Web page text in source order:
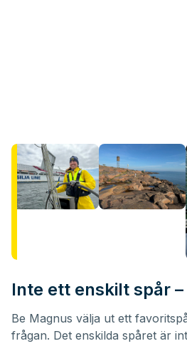
Inte ett enskilt spår
Be Magnus välja ut ett
frågan. Det enskilda spåret är